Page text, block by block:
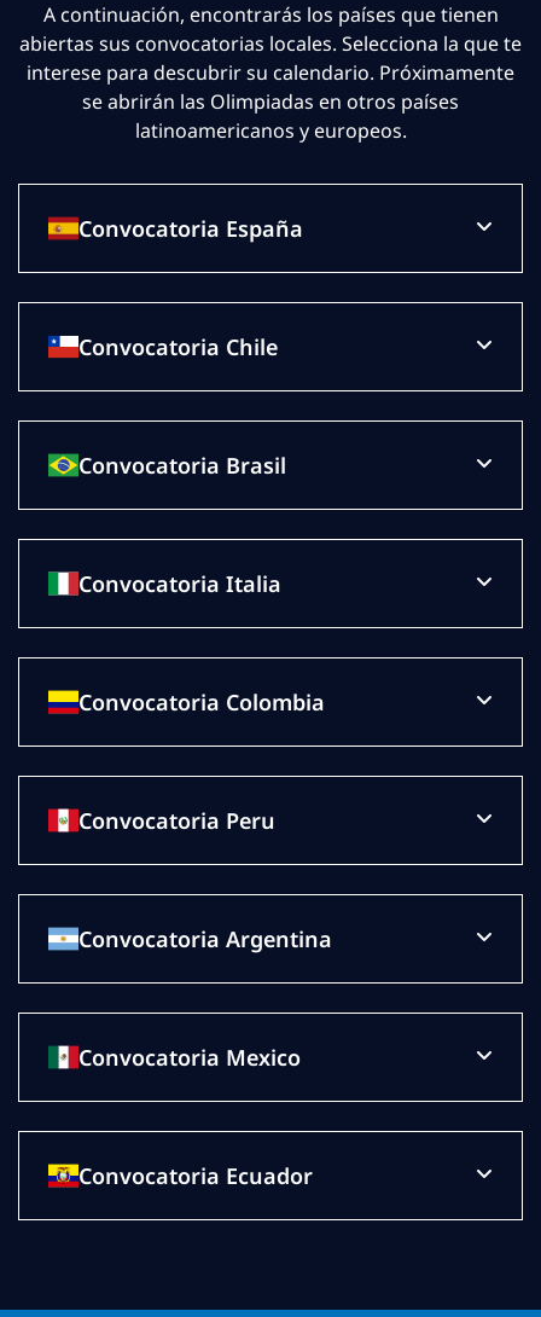
A continuación, encontrarás los países que tienen
abiertas sus convocatorias locales. Selecciona la que te
interese para descubrir su calendario. Próximamente
se abrirán las Olimpiadas en otros países
latinoamericanos y europeos.
Convocatoria España
Convocatoria Chile
Convocatoria Brasil
Convocatoria Italia
Convocatoria Colombia
Convocatoria Peru
Convocatoria Argentina
Convocatoria Mexico
Convocatoria Ecuador